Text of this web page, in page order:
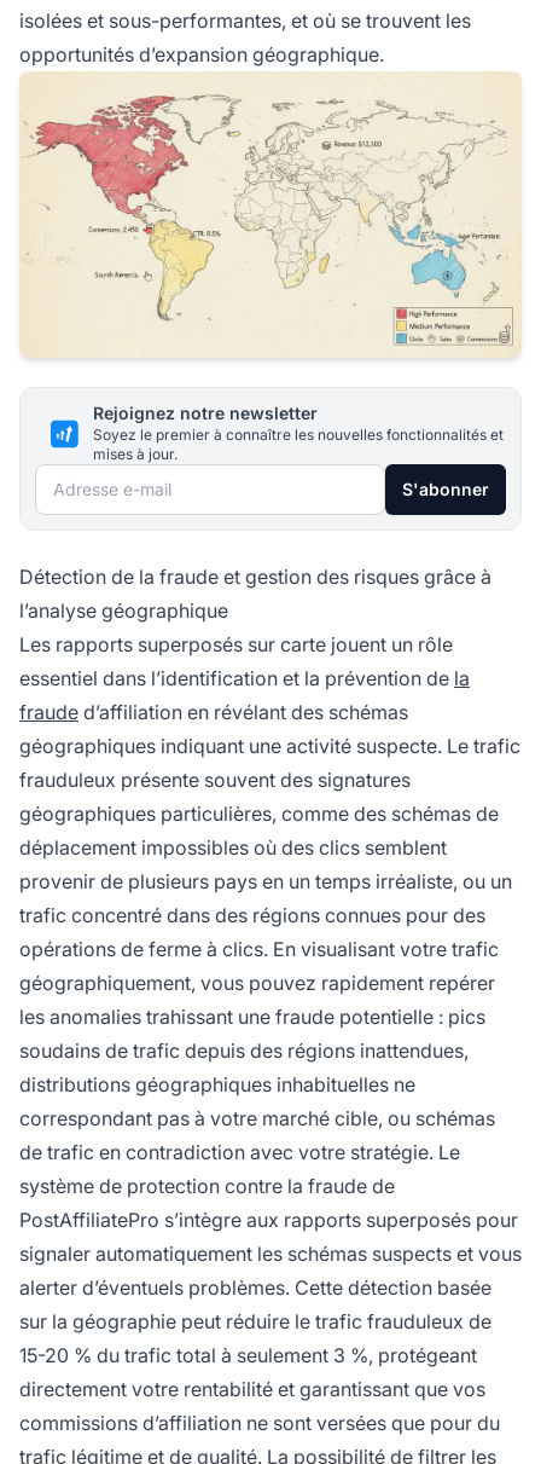
isolées et sous-performantes, et où se trouvent les
opportunités d’expansion géographique.
Rejoignez notre newsletter
Soyez le premier à connaître les nouvelles fonctionnalités et
mises à jour.
Adresse e-mail S'abonner
Détection de la fraude et gestion des risques grâce à
l’analyse géographique
Les rapports superposés sur carte jouent un rôle
essentiel dans l’identification et la prévention de la
fraude d’affiliation en révélant des schémas
géographiques indiquant une activité suspecte. Le trafic
frauduleux présente souvent des signatures
géographiques particulières, comme des schémas de
déplacement impossibles où des clics semblent
provenir de plusieurs pays en un temps irréaliste, ou un
trafic concentré dans des régions connues pour des
opérations de ferme à clics. En visualisant votre trafic
géographiquement, vous pouvez rapidement repérer
les anomalies trahissant une fraude potentielle : pics
soudains de trafic depuis des régions inattendues,
distributions géographiques inhabituelles ne
correspondant pas à votre marché cible, ou schémas
de trafic en contradiction avec votre stratégie. Le
système de protection contre la fraude de
PostAffiliatePro s’intègre aux rapports superposés pour
signaler automatiquement les schémas suspects et vous
alerter d’éventuels problèmes. Cette détection basée
sur la géographie peut réduire le trafic frauduleux de
15-20 % du trafic total à seulement 3 %, protégeant
directement votre rentabilité et garantissant que vos
commissions d’affiliation ne sont versées que pour du
trafic légitime et de qualité. La possibilité de filtrer les